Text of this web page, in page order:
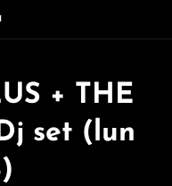
+ THE
set (lun